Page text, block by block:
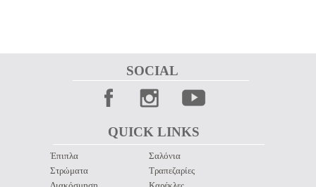
QUICK LINKS
SOCIAL
Έπιπλα
Στρώματα
Σαλόνια
Τραπεζαρίες